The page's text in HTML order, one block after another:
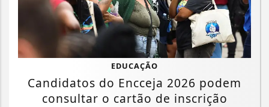
EDUCAÇÃO
Candidatos do Encceja 2026 podem
consultar o cartão de inscrição